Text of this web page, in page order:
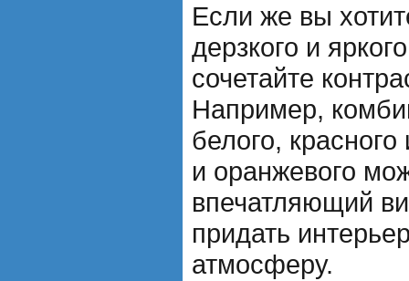
Если же вы
дерзкого и
сочетайте
Например,
белого,
и оранжевого
впечатляющий
придать
атмосферу.